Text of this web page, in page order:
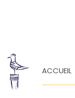
ACCUEIL